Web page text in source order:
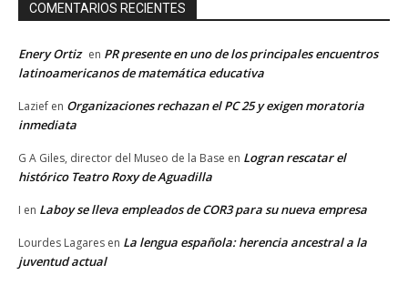
COMENTARIOS RECIENTES
Enery Ortiz en PR presente en uno de los principales encuentros
latinoamericanos de matemática educativa
Lazief en Organizaciones rechazan el PC 25 y exigen moratoria
inmediata
G A Giles, director del Museo de la Base en Logran rescatar el
histórico Teatro Roxy de Aguadilla
I en Laboy se lleva empleados de COR3 para su nueva empresa
Lourdes Lagares en La lengua española: herencia ancestral a la
juventud actual